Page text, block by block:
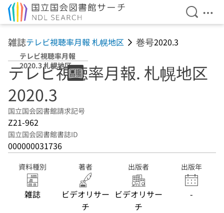
検索を
メ
雑誌テレビ視聴率月報 札幌地区 巻号2020.3
テレビ視聴率月報
2020.3 札幌地区
テレビ視聴率月報. 札幌地区
2020.3
国立国会図書館請求記号
Z21-962
国立国会図書館書誌ID
000000031736
資料種別
雑誌
著者
ビデオリサー
チ
出版者
ビデオリサー
チ
出版年
-